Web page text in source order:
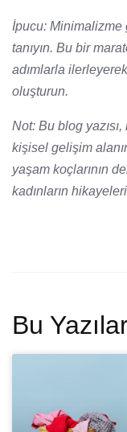
İpucu:
tanıyın. Bu bir
adımlarla
oluşturun.
Not: Bu blog
kişisel gelişim
yaşam koçlarının
kadınların
Bu